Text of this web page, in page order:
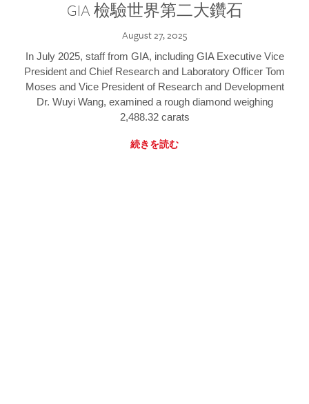
GIA 檢驗世界第二大鑽石
August 27, 2025
In July 2025, staff from GIA, including GIA Executive Vice
President and Chief Research and Laboratory Officer Tom
Moses and Vice President of Research and Development
Dr. Wuyi Wang, examined a rough diamond weighing
2,488.32 carats
続きを読む